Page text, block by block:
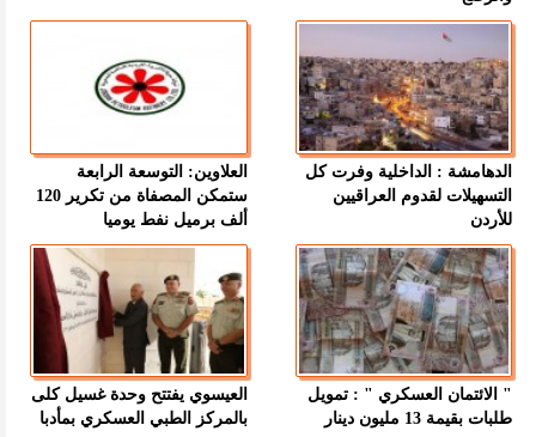
الدهامشة : الداخلية وفرت كل
التسهيلات لقدوم العراقيين
للأردن
العلاوين: التوسعة الرابعة
ستمكن المصفاة من تكرير 120
ألف برميل نفط يوميا
" الائتمان العسكري " : تمويل
طلبات بقيمة 13 مليون دينار
العيسوي يفتتح وحدة غسيل كلى
بالمركز الطبي العسكري بمأدبا